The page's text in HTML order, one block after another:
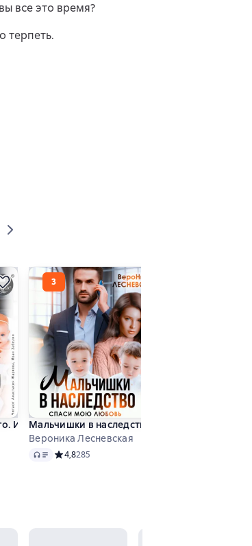
все это время?
терпеть.
Исцели мое сердце
278 оценок
Мальчишки в наследство. Спаси мою любовь
Вероника Лесневская
Audio Средний рейтинг 4,8 на основе 285 оценок
4,8285